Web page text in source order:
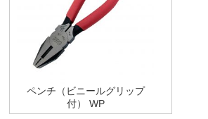
ペンチ（ビニールグリップ
付） WP